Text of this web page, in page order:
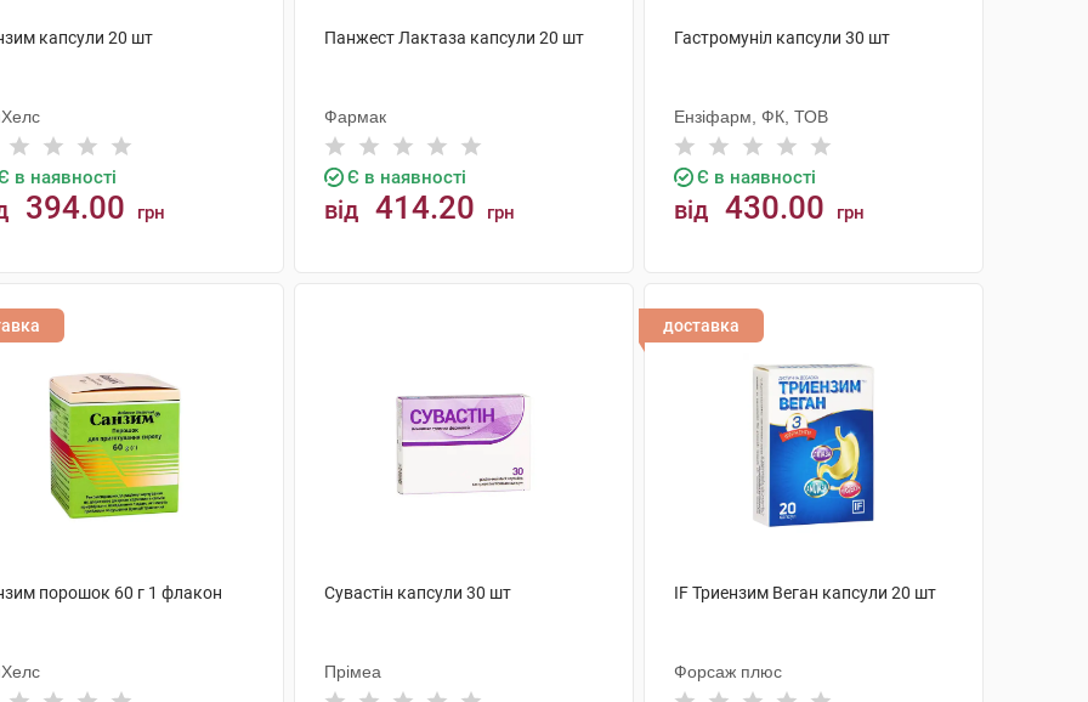
капсули 20 шт
в наявності
394.00 грн
Панжест Лактаза капсули 20 шт
Фармак
Є в наявності
від 414.20 грн
Гастромуніл капсули 30 шт
Ензіфарм, ФК, ТОВ
Є в наявності
від 430.00 грн
порошок 60 г 1 флакон Сувастін капсули 30 шт
Прімеа
доставка
IF Триензим Веган капсули 20 шт
Форсаж плюс